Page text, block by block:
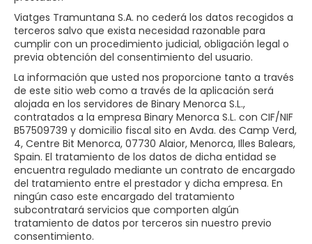
Viatges Tramuntana S.A.​​ no cederá los datos recogidos a
terceros salvo que exista necesidad razonable para
cumplir con un procedimiento judicial, obligación legal o
previa obtención del consentimiento del usuario.
La información que usted nos proporcione tanto a través
de este sitio web como a través de la aplicación será
alojada en los servidores de Binary Menorca S.L.,
contratados a la empresa Binary Menorca S.L. con CIF/NIF
B57509739​ y domicilio fiscal sito en Avda. des Camp Verd,
4, Centre Bit Menorca, 07730 Alaior, Menorca, Illes Balears,
Spain. El tratamiento de los datos de dicha entidad se
encuentra regulado mediante un contrato de encargado
del tratamiento entre el prestador y dicha empresa. En
ningún caso este encargado del tratamiento
subcontratará servicios que comporten algún
tratamiento de datos por terceros sin nuestro previo
consentimiento.